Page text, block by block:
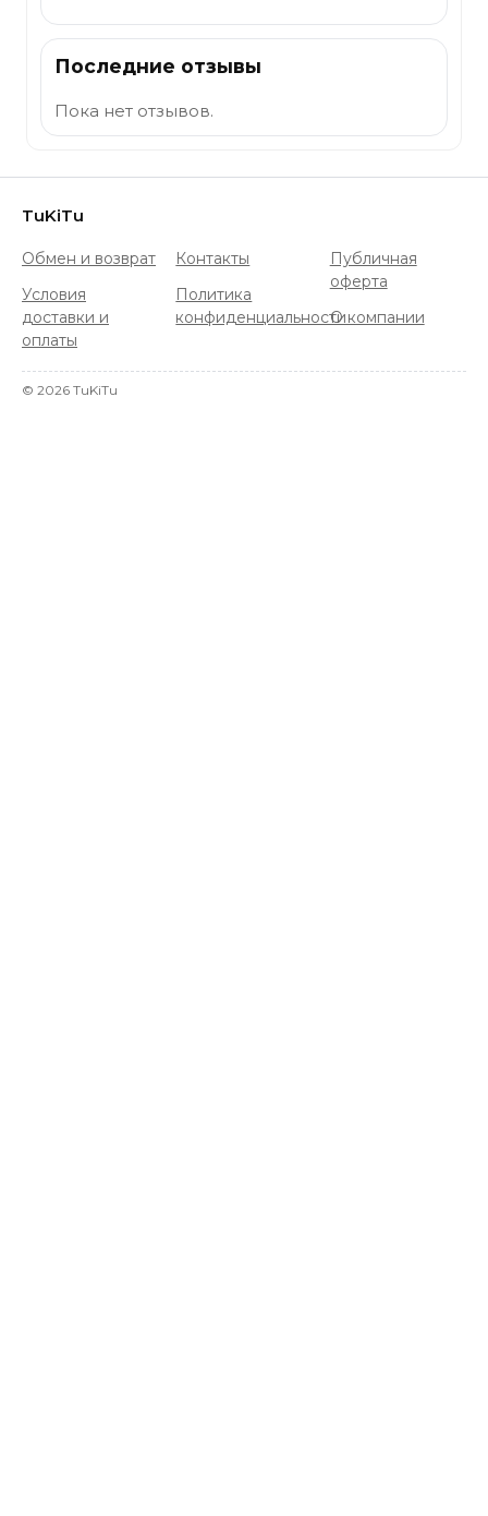
Последние отзывы
Пока нет отзывов.
TuKiTu
Обмен и возврат
Условия
доставки и
оплаты
Контакты
Политика
конфиденциальности
Публичная
оферта
О компании
© 2026 TuKiTu